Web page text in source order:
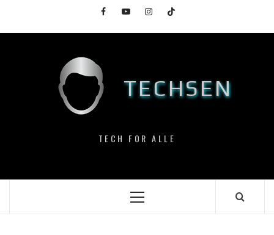
content
FacebookYouTubeInstagramTikTok
TECHSEN
TECH FOR ALLE
Primary